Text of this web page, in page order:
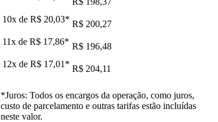
10x de R$ 20,03* R$ 200,27
11x de R$ 17,86* R$ 196,48
12x de R$ 17,01 * R$ 204,11
*Juros: Todos os encargos da operação, como juros,
custo de parcelamento e outras tarifas estão incluídas
neste valor.